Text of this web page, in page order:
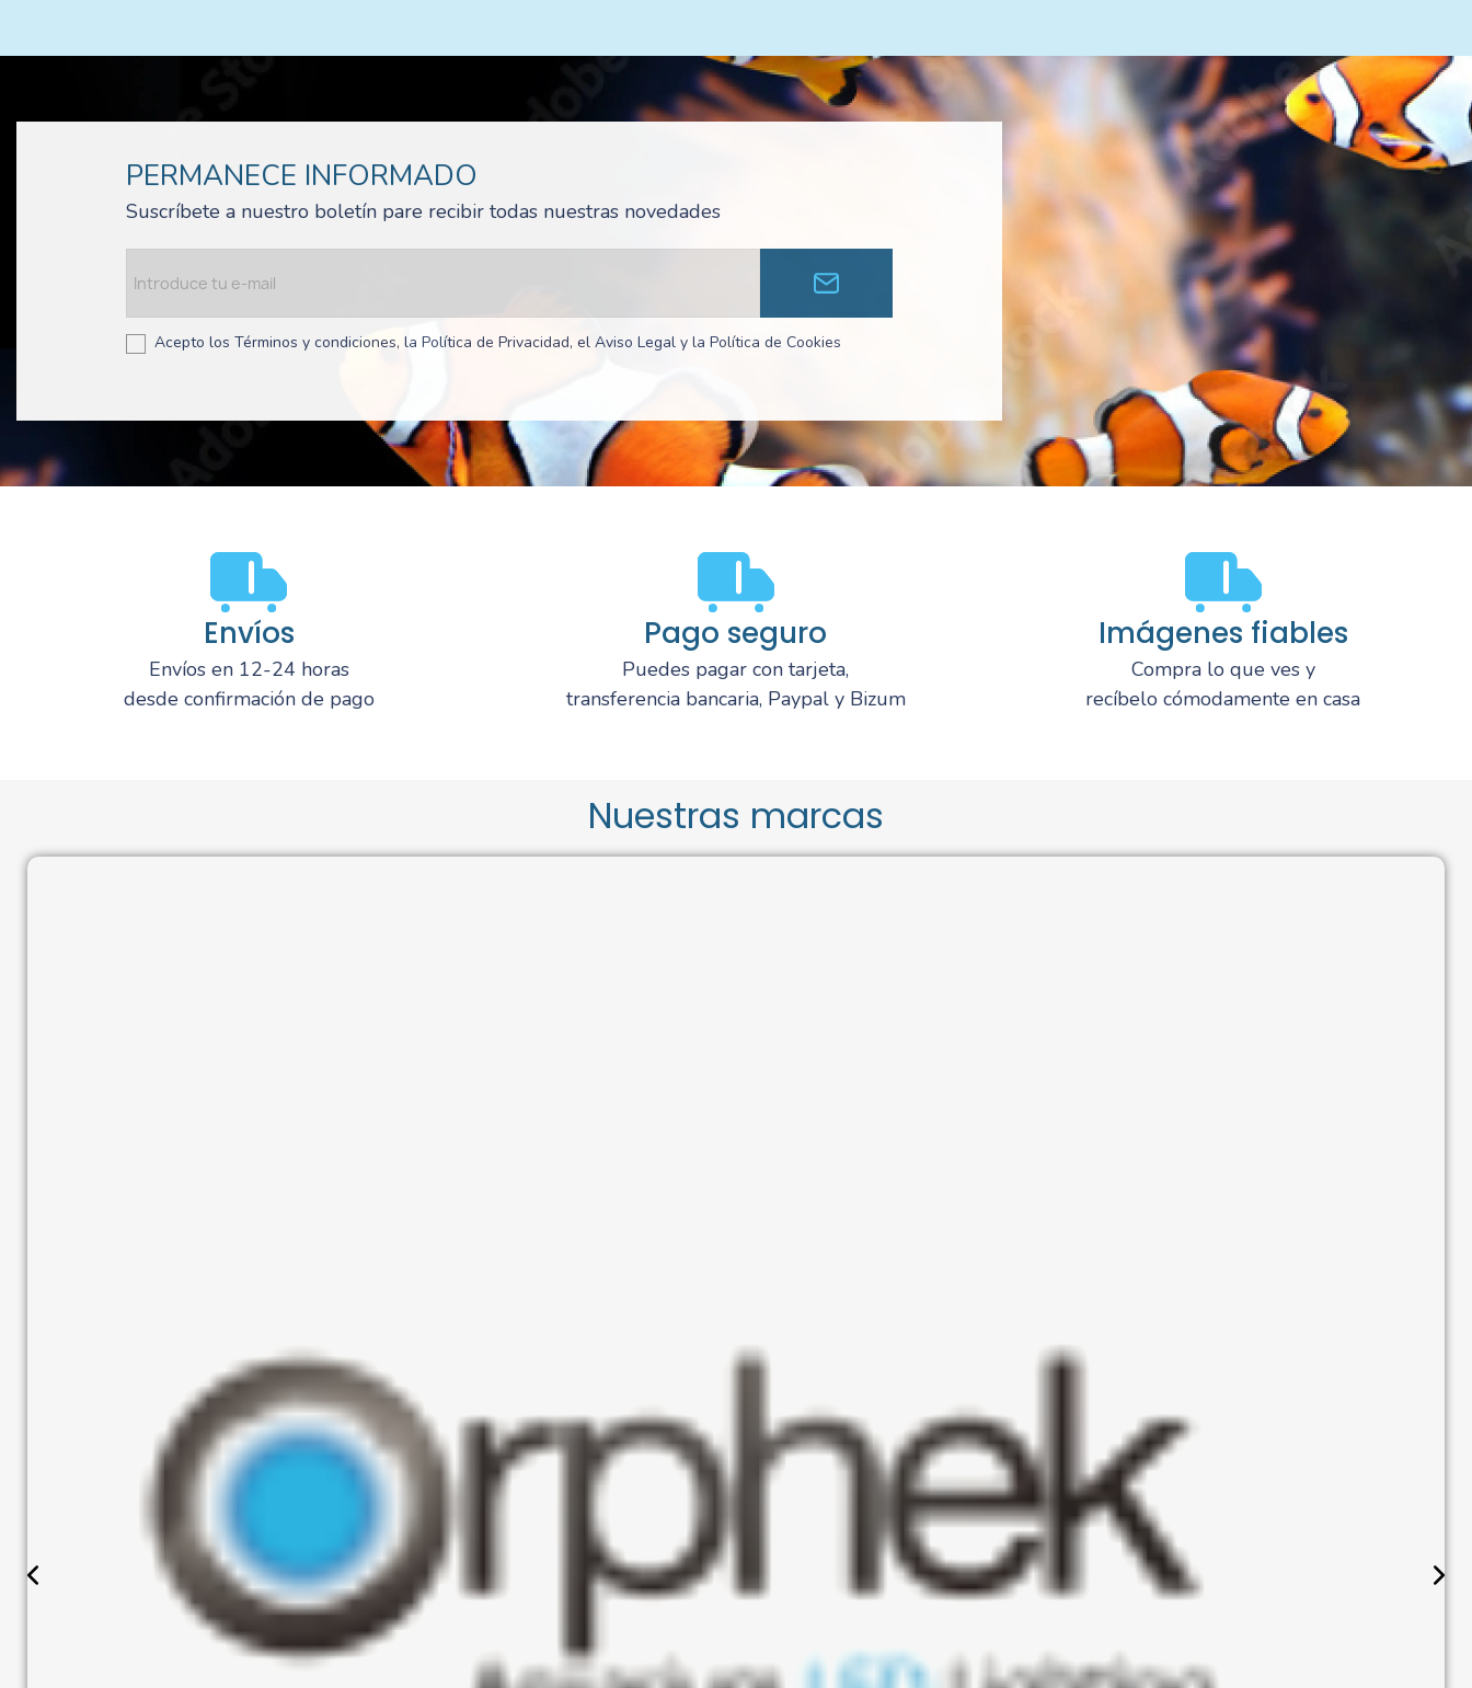
PERMANECE INFORMADO
Suscríbete a nuestro boletín pare recibir todas nuestras novedades
Acepto los Términos y condiciones, la Política de Privacidad, el Aviso Legal y la Política de Cookies
Envíos
Envíos en 12-24 horas
desde confirmación de pago
Pago seguro
Puedes pagar con tarjeta,
transferencia bancaria, Paypal y Bizum
Imágenes fiables
Compra lo que ves y
recíbelo cómodamente en casa
Nuestras marcas